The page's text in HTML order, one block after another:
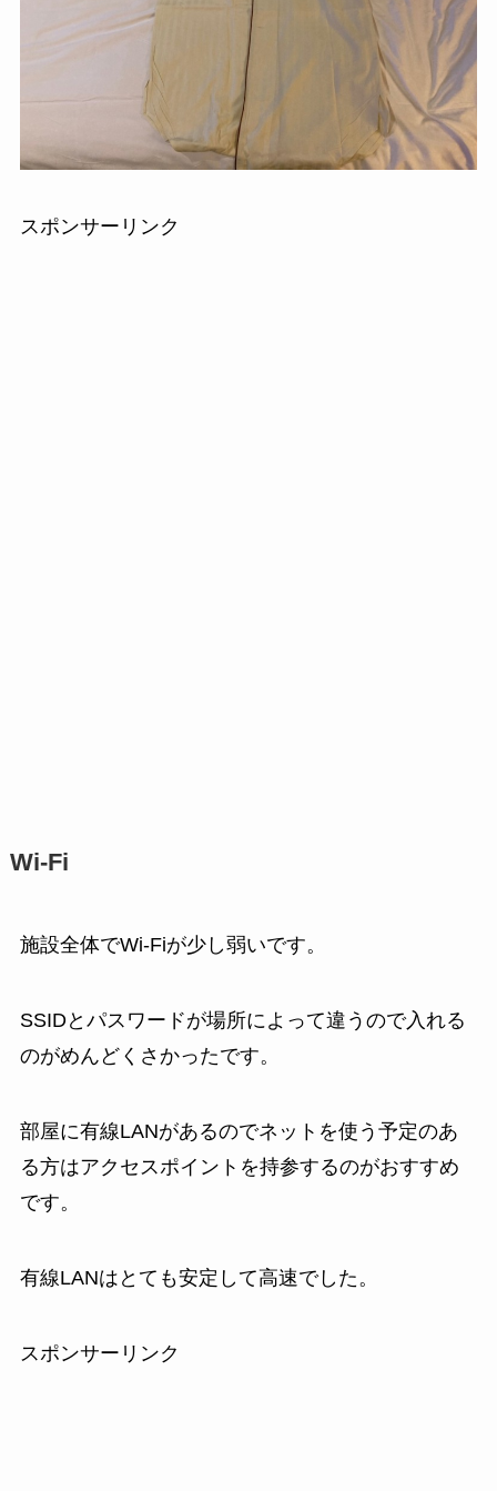
スポンサーリンク
Wi-Fi
施設全体でWi-Fiが少し弱いです。
SSIDとパスワードが場所によって違うので入れる
のがめんどくさかったです。
部屋に有線LANがあるのでネットを使う予定のあ
る方はアクセスポイントを持参するのがおすすめ
です。
有線LANはとても安定して高速でした。
スポンサーリンク